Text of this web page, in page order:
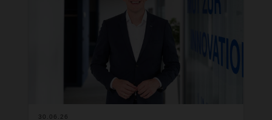
30.06.26